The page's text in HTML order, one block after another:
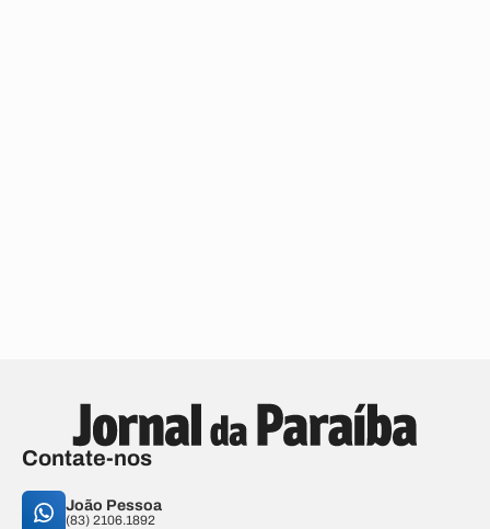
Contate-nos
João Pessoa
(83) 2106.1892